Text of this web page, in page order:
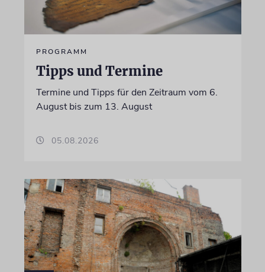
PROGRAMM
Tipps und Termine
Termine und Tipps für den Zeitraum vom 6.
August bis zum 13. August
05.08.2026